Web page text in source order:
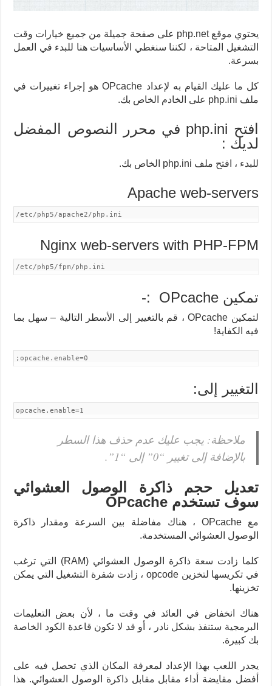
يحتوي موقع php.net على صفحة جميلة من جميع خيارات وقت
التشغيل المتاحة ، لكننا سنغطي الأساسيات هنا للبدء في العمل
بسرعة.
كل ما عليك القيام به لإعداد OPcache هو إجراء تغييرات في
ملف php.ini على الخادم الخاص بك.
افتح php.ini في محرر النصوص المفضل
لديك:
للبدء ، افتح ملف php.ini الخاص بك.
Apache web-servers
/etc/php5/apache2/php.ini
Nginx web-servers with PHP-FPM
/etc/php5/fpm/php.ini
تمكين OPcache :-
لتمكين OPcache ، قم بالتغيير إلى الأسطر التالية – سهل بما
فيه الكفاية!
;opcache.enable=0
التغيير إلى:
opcache.enable=1
ملاحظة: يجب عليك عدم حذف هذا السطر
بالإضافة إلى تغيير “0” إلى “1”.
تعديل حجم ذاكرة الوصول العشوائي
سوف تستخدم OPcache
مع OPcache ، هناك مفاضلة بين السرعة ومقدار ذاكرة
الوصول العشوائي المستخدمة.
كلما زادت سعة ذاكرة الوصول العشوائي (RAM) التي ترغب
في تكريسها لتخزين opcode ، زادت شفرة التشغيل التي يمكن
تخزينها.
هناك انخفاض في العائد في وقت ما ، لأن بعض التعليمات
البرمجية ستنفذ بشكل نادر ، أو قد لا تكون قاعدة الكود الخاصة
بك كبيرة.
يجدر اللعب بهذا الإعداد لمعرفة المكان الذي تحصل فيه على
أفضل مقايضة أداء مقابل مقابل ذاكرة الوصول العشوائي. هذا